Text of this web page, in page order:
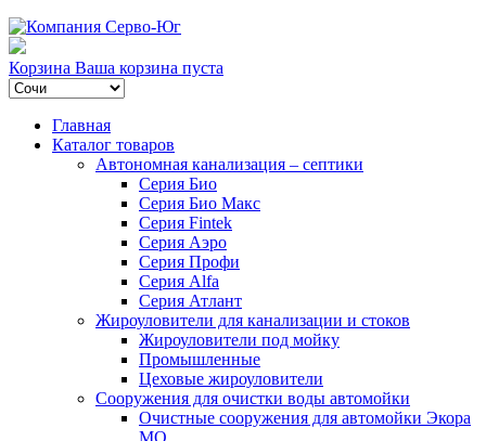
Корзина Ваша корзина пуста
Главная
Каталог товаров
Автономная канализация – септики
Серия Био
Серия Био Макс
Серия Fintek
Серия Аэро
Серия Профи
Серия Alfa
Серия Атлант
Жироуловители для канализации и стоков
Жироуловители под мойку
Промышленные
Цеховые жироуловители
Сооружения для очистки воды автомойки
Очистные сооружения для автомойки Экора
МО